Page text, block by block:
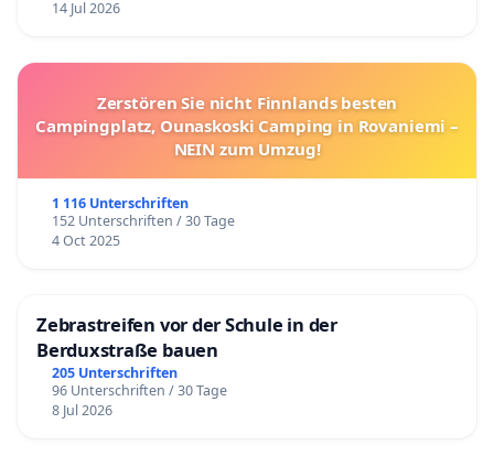
14 Jul 2026
Zerstören Sie nicht Finnlands besten
Campingplatz, Ounaskoski Camping in Rovaniemi –
NEIN zum Umzug!
1 116 Unterschriften
152 Unterschriften / 30 Tage
4 Oct 2025
Zebrastreifen vor der Schule in der
Berduxstraße bauen
205 Unterschriften
96 Unterschriften / 30 Tage
8 Jul 2026